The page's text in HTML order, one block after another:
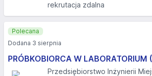
rekrutacja zdalna
PRÓBKOBIORCA W LABORATORIUM
Przedsiębiorstwo Inżynierii
Polecana
Dodana 3 sierpnia